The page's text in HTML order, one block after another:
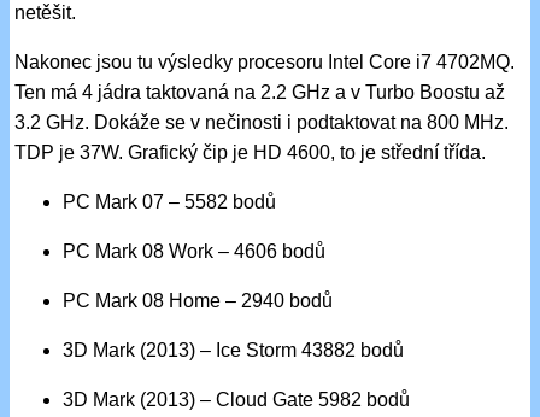
netěšit.
Nakonec jsou tu výsledky procesoru Intel Core i7 4702MQ.
Ten má 4 jádra taktovaná na 2.2 GHz a v Turbo Boostu až
3.2 GHz. Dokáže se v nečinosti i podtaktovat na 800 MHz.
TDP je 37W. Grafický čip je HD 4600, to je střední třída.
PC Mark 07 – 5582 bodů
PC Mark 08 Work – 4606 bodů
PC Mark 08 Home – 2940 bodů
3D Mark (2013) – Ice Storm 43882 bodů
3D Mark (2013) – Cloud Gate 5982 bodů